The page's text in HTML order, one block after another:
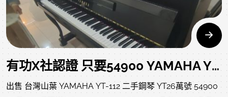
有功X社認證 只要54900 YAMAHA YT112 中古鋼琴 YT26萬號 吉客入主 #二手鋼琴
出售 台灣山葉 YAMAHA YT-112 二手鋼琴 YT26萬號 54900